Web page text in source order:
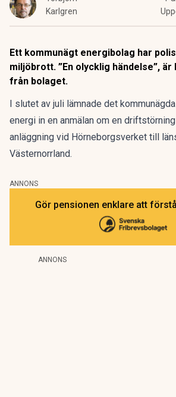
Karlgren
Ett kommunägt energibolag har
miljöbrott. ”En olycklig händelse”,
från bolaget.
I slutet av juli lämnade det
energi in en anmälan om en
anläggning vid Hörneborgsverket till
Västernorrland.
ANNONS
Gör pensionen enklare att
ANNONS